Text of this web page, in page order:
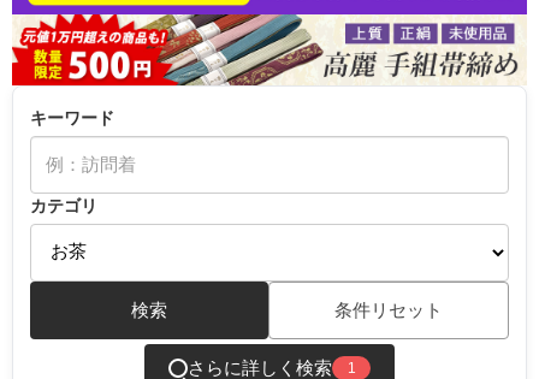
キーワード
カテゴリ
検索 条件リセット
さらに詳しく検索 1